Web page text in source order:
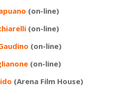
(on-line)
(on-line)
(on-line)
(on-line)
(Arena Film House)